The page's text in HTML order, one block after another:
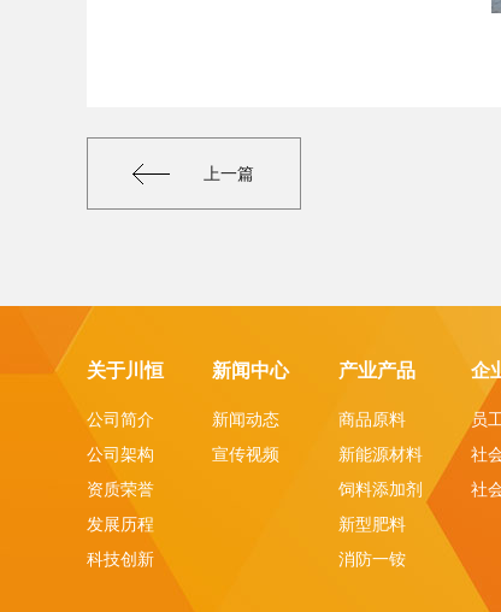
上一篇
关于川恒
公司简介
公司架构
资质荣誉
发展历程
科技创新
新闻中心
新闻动态
宣传视频
产业产品
商品原料
新能源材料
饲料添加剂
新型肥料
消防一铵
企
员
社
社